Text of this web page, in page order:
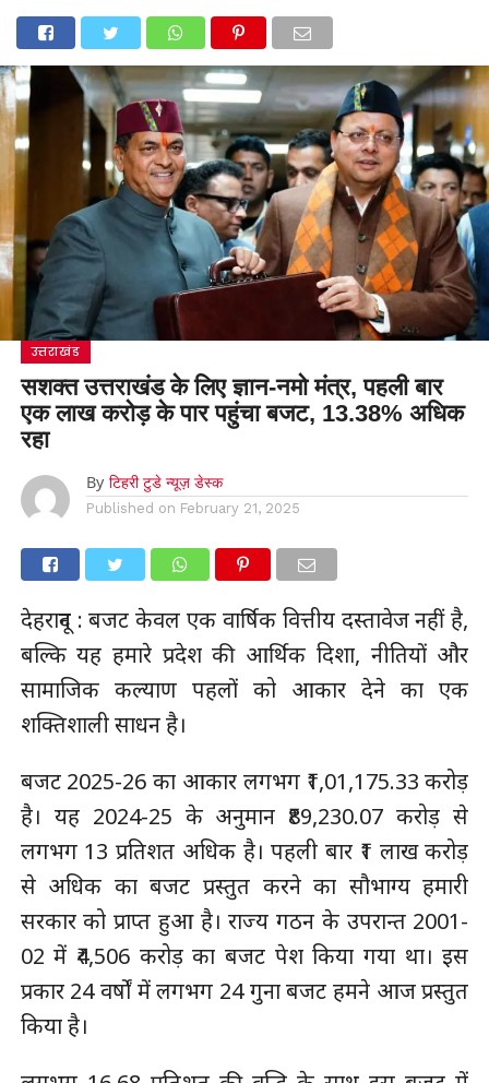
उत्तराखंड
सशक्त उत्तराखंड के लिए ज्ञान-नमो मंत्र, पहली बार
एक लाख करोड़ के पार पहुंचा बजट, 13.38% अधिक
रहा
By टिहरी टुडे न्यूज़ डेस्क
Published on February 21, 2025
देहरादून : बजट केवल एक वार्षिक वित्तीय दस्तावेज नहीं है,
बल्कि यह हमारे प्रदेश की आर्थिक दिशा, नीतियों और
सामाजिक कल्याण पहलों को आकार देने का एक
शक्तिशाली साधन है।
बजट 2025-26 का आकार लगभग ₹1,01,175.33 करोड़
है। यह 2024-25 के अनुमान ₹89,230.07 करोड़ से
लगभग 13 प्रतिशत अधिक है। पहली बार ₹1 लाख करोड़
से अधिक का बजट प्रस्तुत करने का सौभाग्य हमारी
सरकार को प्राप्त हुआ है। राज्य गठन के उपरान्त 2001-
02 में ₹4,506 करोड़ का बजट पेश किया गया था। इस
प्रकार 24 वर्षों में लगभग 24 गुना बजट हमने आज प्रस्तुत
किया है।